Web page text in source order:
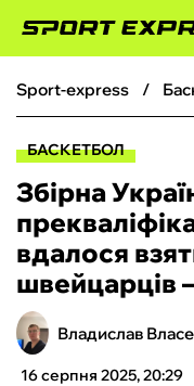
ФУТБОЛ
БОКС
ХОКЕЙ
ТЕНІС
sport-express
БАСКЕТБОЛ
Збірна
вдалося
швейцарців
Владислав
16 серпня 2025, 20:29